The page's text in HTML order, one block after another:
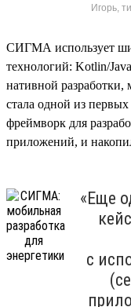
Игорь,
СИГМА использует
технологий: Kotlin/
нативной
стала одной из первых
фреймворк для
приложений, и
«Еще
с